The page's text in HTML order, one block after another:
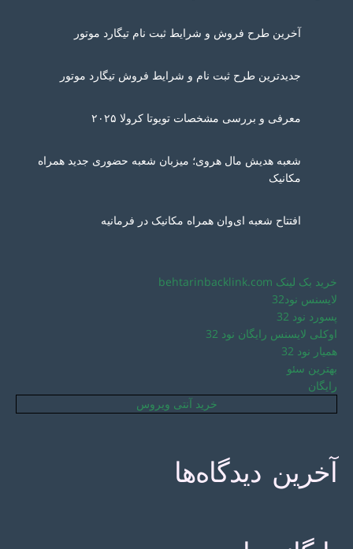
آخرین طرح فروش و شرایط ثبت نام تیگارد موتور
جدیدترین طرح ثبت نام و شرایط فروش تیگارد موتور
معرفی و بررسی مشخصات تویوتا کرولا ۲۰۲۵
شعبه هدیش مال هروی؛ میزبان شعبه حضوری جدید همراه
مکانیک
افتتاح شعبه ای‌وان همراه مکانیک در فرمانیه
خرید بک لینک behtarinbacklink.com
لایسنس نود32
پسورد نود 32
اوکلی لایسنس رایگان نود 32
همیار نود 32
بهترین سئو
رایگان
خرید آنتی ویروس
آخرین دیدگاه‌ها